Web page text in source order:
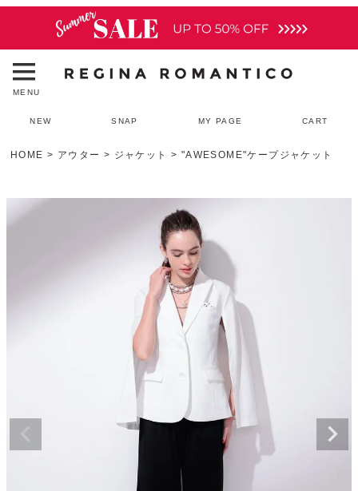
MENU
NEW SNAP MY PAGE CART
HOME アウター ジャケット "AWESOME"ケープジャケット